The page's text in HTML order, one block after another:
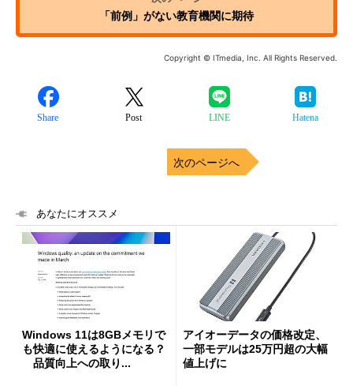
「前例」がない教育機関に期待
Copyright © ITmedia, Inc. All Rights Reserved.
Share Post LINE Hatena
次のページへ
あなたにオススメ
Windows 11は8GBメモリで
も快適に使えるようになる？
品質向上への取り...
アイオーデータの価格改定、
一部モデルは25万円超の大幅
値上げに